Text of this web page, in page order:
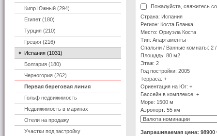
Пожалуйста, свяжитесь
Страна: Испания
Регион: Коста Бланка
Место: Ориуэла Коста
Тип: Апартаменты
Спальни / Ванные комнаты: 2
Площадь: 80 м2
Этаж: 2
Год постройки: 2005
Терраса: +
Ориентация на Юг: +
Бассейн в комплексе: +
Море: 1500 м
Аэропорт: 55 км
Запрашиваемая цена: 98900
Кипр Южный (294)
Египет (180)
Турция (210)
Греция (216)
Испания (1031)
Болгария (180)
Черногория (262)
Первая береговая линия
Гольф недвижимость
Недвижимость в маринах
Отели на продажу
Участки под застройку